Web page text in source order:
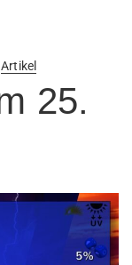
Artikel
25.